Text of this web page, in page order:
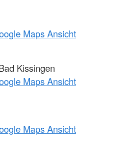
Maps Ansicht
Kissingen
Maps Ansicht
Maps Ansicht